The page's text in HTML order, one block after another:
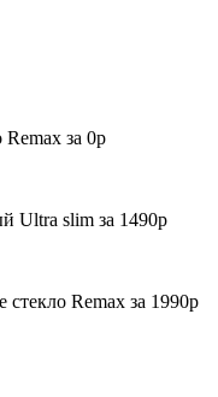
за 0р
Ultra slim за 1490р
Remax за 1990р